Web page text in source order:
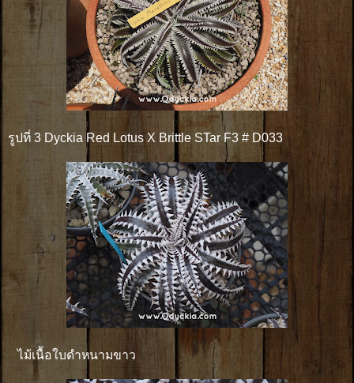
รูปที่ 3 Dyckia Red Lotus X Brittle STar F3 # D033
ไม้เนื้อใบดำหนามขาว